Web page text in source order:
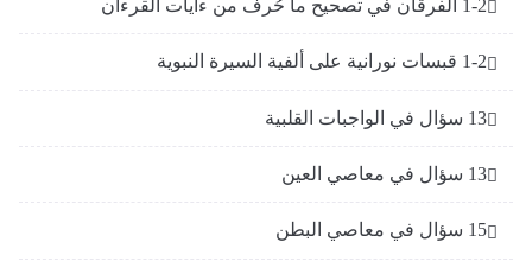
1-2 الفرقان في تصحيح ما حُرف من ءايات القرءان
1-2 قبسات نورانية على ألفية السيرة النبوية
13 سؤال في الواجبات القلبية
13 سؤال في معاصي العين
15 سؤال في معاصي البطن